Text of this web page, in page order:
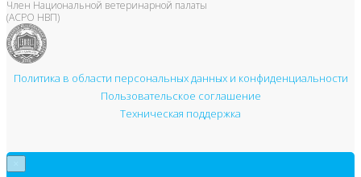
Член Национальной ветеринарной палаты
(АСРО НВП)
Политика в области персональных данных и конфиденциальности
Пользовательское соглашение
Техническая поддержка